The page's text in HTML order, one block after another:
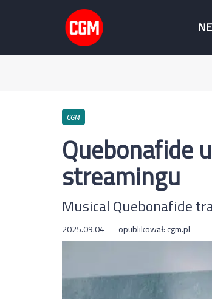
CGM
Quebonafide
streamingu
Musical Quebonafide
2025.09.04 opublikował:cgm.pl